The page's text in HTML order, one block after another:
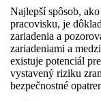
Najlepší spôsob,
pracovisku, je
zariadenia a
zariadeniami a
existuje potenciál
vystavený riziku
bezpečnostné